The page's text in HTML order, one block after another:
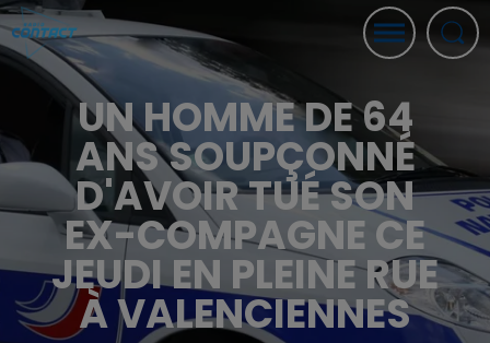
UN HOMME DE 64
ANS SOUPÇONNÉ
D'AVOIR TUÉ SON
EX-COMPAGNE CE
JEUDI EN PLEINE RUE
À VALENCIENNES